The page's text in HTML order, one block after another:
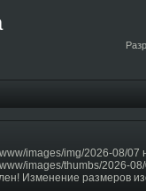
images/img/2026-08/07
images/thumbs/2026-
Изменение размеров